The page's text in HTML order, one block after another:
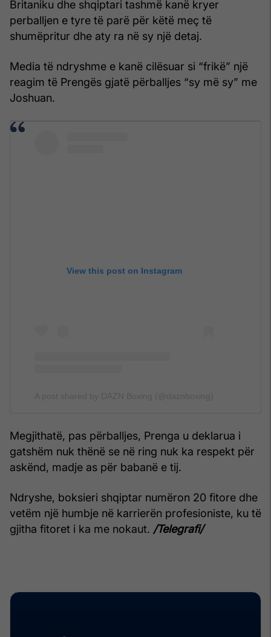
Britaniku dhe shqiptari tashmë kanë kryer
perballjen e tyre të parë për këtë meç të
shumëpritur dhe aty ra në sy një detaj.
Media të ndryshme e kanë cilësuar si “frikë” një
reagim të Prengës gjatë përballjes “sy më sy” me
Joshuan.
View this post on Instagram
Megjithatë, pas përballjes, Prenga u deklarua i
gatshëm nuk thënë se në ring nuk ka respekt për
askënd, madje as për babanë e tij.
Ndryshe, boksieri shqiptar numëron 20 fitore dhe
vetëm një humbje në karrierën profesioniste, ku të
gjitha fitoret i ka me nokaut. /Telegrafi/